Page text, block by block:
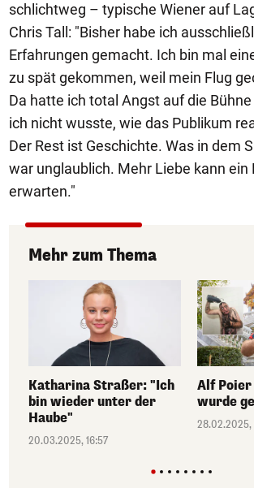
schlichtweg – typische Wiener auf
Chris Tall: "Bisher habe ich
Erfahrungen gemacht. Ich bin mal
zu spät gekommen, weil mein Flug
Da hatte ich total Angst auf die Bühne
ich nicht wusste, wie das Publikum
Der Rest ist Geschichte. Was in dem
war unglaublich. Mehr Liebe kann ein
erwarten."
Mehr zum Thema
Katharina Straßer: "Ich
bin wieder unter der
Haube"
20.03.2025, 16:57
Alf Poier
wurde